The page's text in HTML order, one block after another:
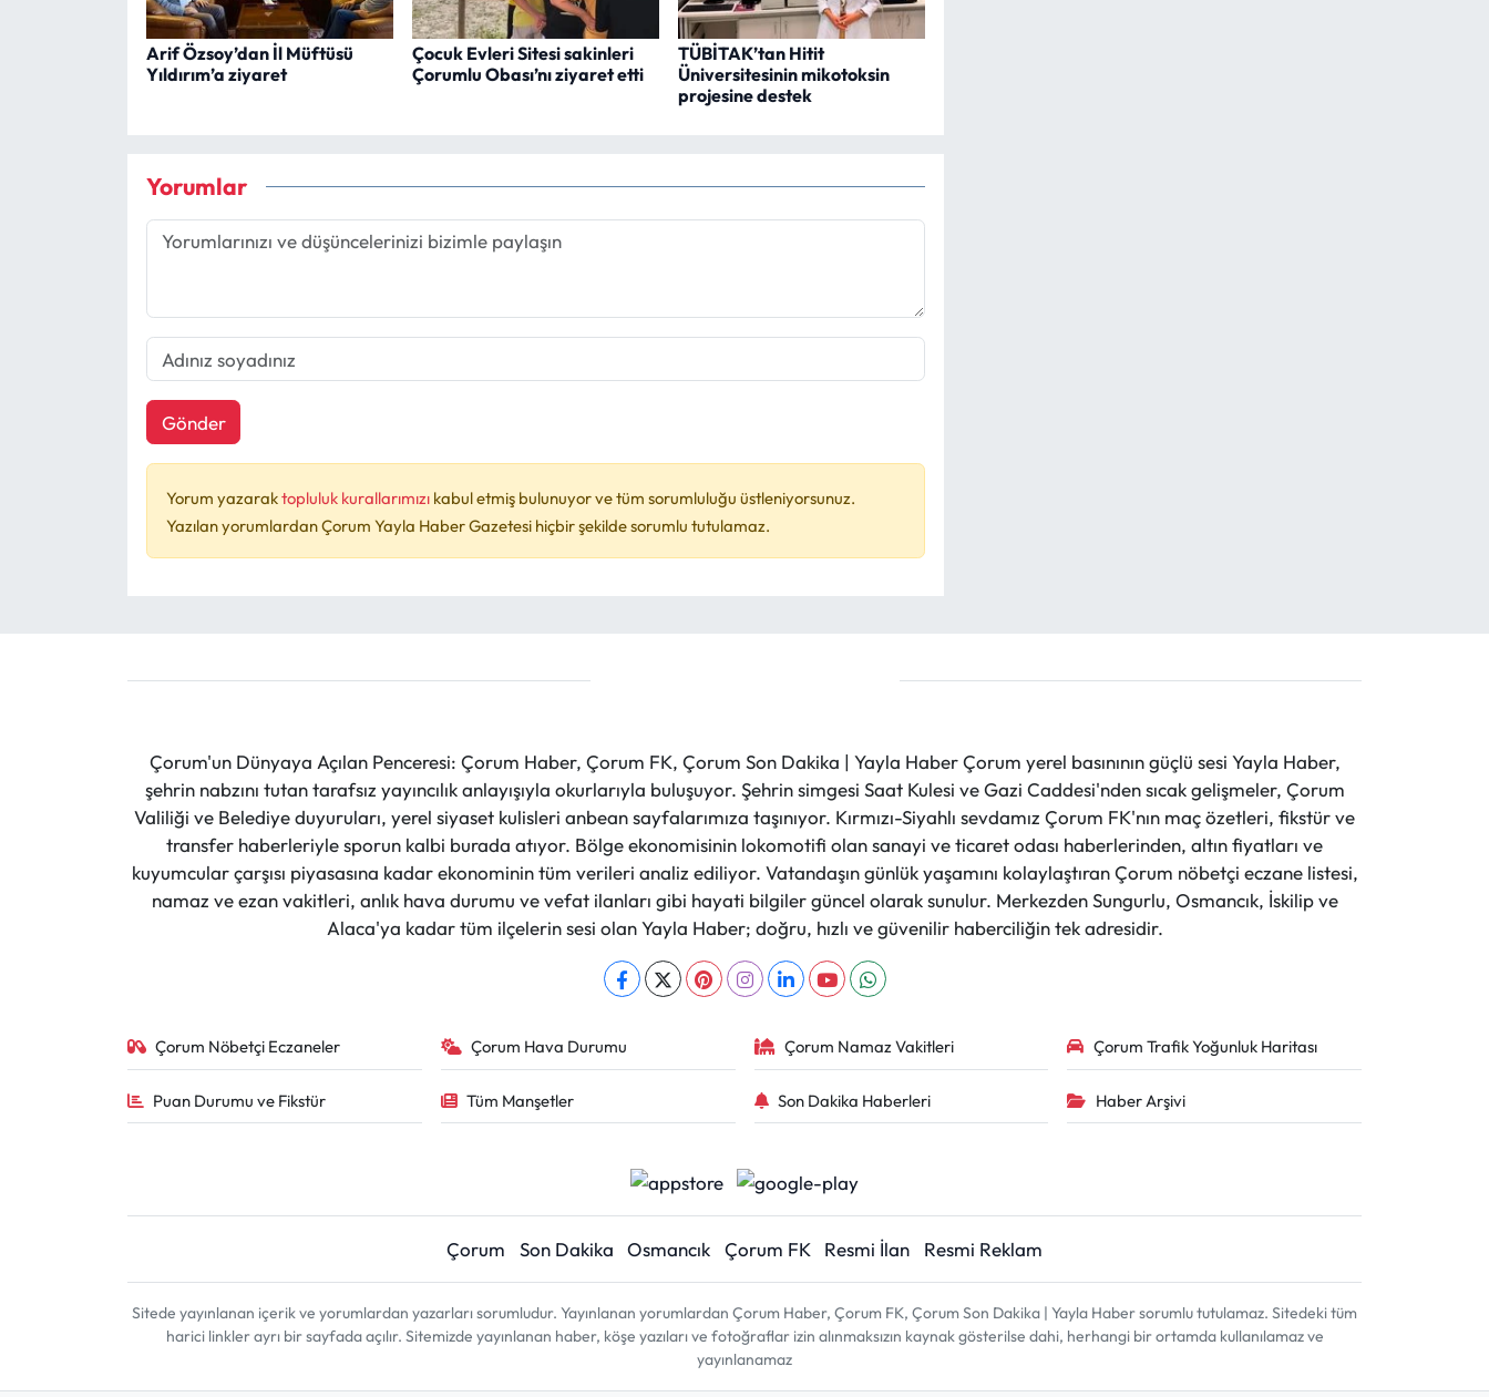
Arif Özsoy’dan İl Müftüsü
Yıldırım’a ziyaret
Çocuk Evleri Sitesi sakinleri
Çorumlu Obası’nı ziyaret etti
TÜBİTAK’tan Hitit
Üniversitesinin mikotoksin
projesine destek
Yorumlar
Gönder
Yorum yazaraktopluluk kurallarımızı kabul etmiş bulunuyor ve tüm sorumluluğu üstleniyorsunuz.
Yazılan yorumlardan Çorum Yayla Haber Gazetesi hiçbir şekilde sorumlu tutulamaz.
Çorum'un Dünyaya Açılan Penceresi: Çorum Haber, Çorum FK, Çorum Son Dakika | Yayla Haber Çorum yerel basınının güçlü sesi Yayla Haber,
şehrin nabzını tutan tarafsız yayıncılık anlayışıyla okurlarıyla buluşuyor. Şehrin simgesi Saat Kulesi ve Gazi Caddesi'nden sıcak gelişmeler, Çorum
Valiliği ve Belediye duyuruları, yerel siyaset kulisleri anbean sayfalarımıza taşınıyor. Kırmızı-Siyahlı sevdamız Çorum FK'nın maç özetleri, fikstür ve
transfer haberleriyle sporun kalbi burada atıyor. Bölge ekonomisinin lokomotifi olan sanayi ve ticaret odası haberlerinden, altın fiyatları ve
kuyumcular çarşısı piyasasına kadar ekonominin tüm verileri analiz ediliyor. Vatandaşın günlük yaşamını kolaylaştıran Çorum nöbetçi eczane listesi,
namaz ve ezan vakitleri, anlık hava durumu ve vefat ilanları gibi hayati bilgiler güncel olarak sunulur. Merkezden Sungurlu, Osmancık, İskilip ve
Alaca'ya kadar tüm ilçelerin sesi olan Yayla Haber; doğru, hızlı ve güvenilir haberciliğin tek adresidir.
Çorum Nöbetçi Eczaneler Çorum Hava Durumu Çorum Namaz Vakitleri Çorum Trafik Yoğunluk Haritası
Puan Durumu ve Fikstür Tüm Manşetler Son Dakika Haberleri Haber Arşivi
Çorum Son Dakika Osmancık Çorum FK Resmi İlan Resmi Reklam
Sitede yayınlanan içerik ve yorumlardan yazarları sorumludur. Yayınlanan yorumlardan Çorum Haber, Çorum FK, Çorum Son Dakika | Yayla Haber sorumlu tutulamaz. Sitedeki tüm
harici linkler ayrı bir sayfada açılır. Sitemizde yayınlanan haber, köşe yazıları ve fotoğraflar izin alınmaksızın kaynak gösterilse dahi, herhangi bir ortamda kullanılamaz ve
yayınlanamaz